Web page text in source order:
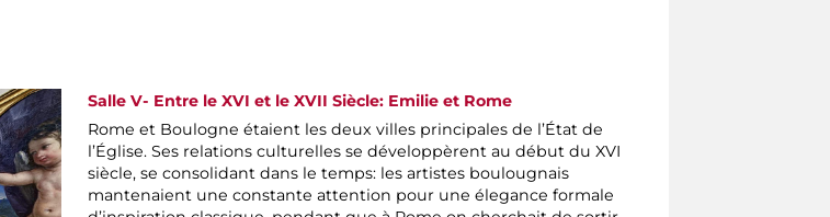
Salle V- Entre le XVI et le XVII Siècle: Emilie et Rome
Rome et Boulogne étaient les deux villes principales de l’État de
l’Église. Ses relations culturelles se développèrent au début du XVI
siècle, se consolidant dans le temps: les artistes boulougnais
mantenaient une constante attention pour une élegance formale